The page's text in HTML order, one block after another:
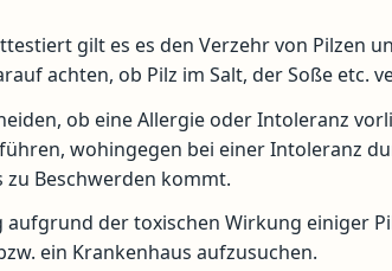
gilt es es den Verzehr von Pilzen
achten, ob Pilz im Salt, der Soße etc.
ob eine Allergie oder Intoleranz
wohingegen bei einer Intoleranz
Beschwerden kommt.
der toxischen Wirkung einiger
ein Krankenhaus aufzusuchen.